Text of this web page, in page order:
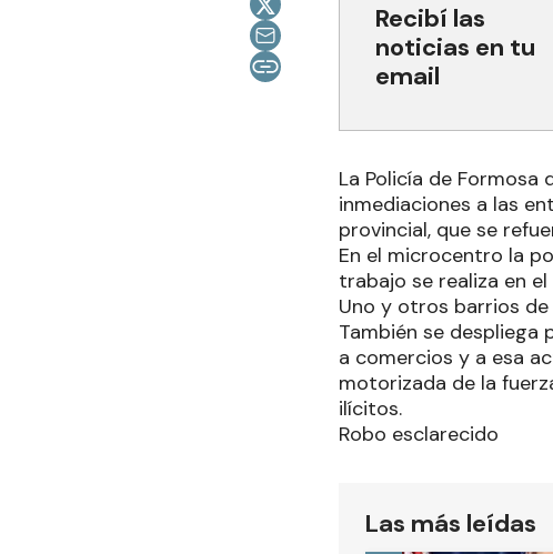
Recibí las
noticias en tu
email
La Policía de
inmediaciones a las
provincial, que se
En el microcentro la
trabajo se realiza en
Uno y otros barrios
También se despliega
a comercios y a esa
motorizada de la
ilícitos.
Robo esclarecido
Las más leídas